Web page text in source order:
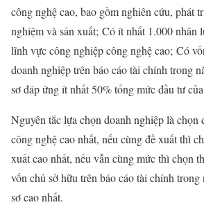
công nghệ cao, bao gồm nghiên cứu, phát
nghiệm và sản xuất; Có ít nhất 1.000 nhân
lĩnh vực công nghiệp công nghệ cao; Có
doanh nghiệp trên báo cáo tài chính trong
sơ đáp ứng ít nhất 50% tổng mức đầu tư
Nguyên tắc lựa chọn doanh nghiệp là chọn
công nghệ cao nhất, nếu cùng đề xuất thì
xuất cao nhất, nếu vẫn cùng mức thì chọn
vốn chủ sở hữu trên báo cáo tài chính trong
sơ cao nhất.